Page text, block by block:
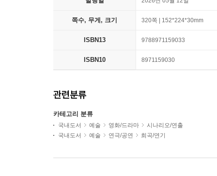
쪽수, 무게, 크기 320쪽 | 152*224*30mm
ISBN13 9788971159033
ISBN10 8971159030
관련분류
카테고리 분류
국내도서 예술 영화/드라마
시나리오/연출
국내도서
예술 연극/공연 희곡/연기